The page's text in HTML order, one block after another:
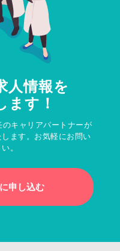
人情報を
ます！
キャリアパートナーが
ます。お気軽にお問い
。
申し込む